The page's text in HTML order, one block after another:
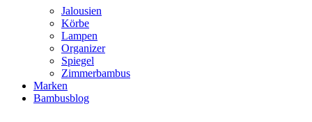
Jalousien
Körbe
Lampen
Organizer
Spiegel
Zimmerbambus
Marken
Bambusblog